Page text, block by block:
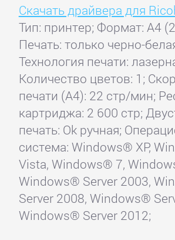
Скачать драйвера для
Тип: принтер; Формат: A4
Печать: только черно-
Технология печати:
Количество цветов: 1;
печати (А4): 22 стр/мин;
картриджа: 2 600 стр;
печать: Ok ручная;
система: Windows® XP,
Vista, Windows® 7,
Windows® Server 2003,
Server 2008, Windows®
Windows® Server 2012;